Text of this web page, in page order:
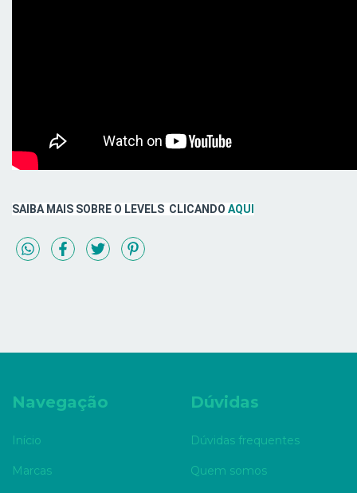
SAIBA MAIS SOBRE O LEVELS CLICANDO AQUI
Navegação
Início
Marcas
Dúvidas
Dúvidas frequentes
Quem somos